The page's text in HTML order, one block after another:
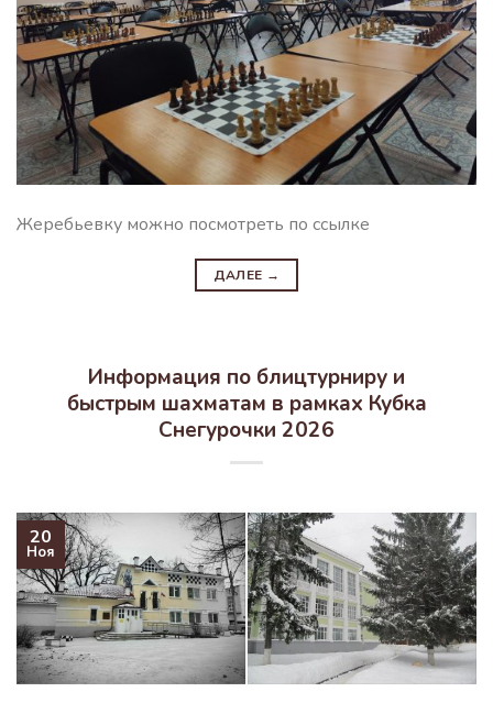
Жеребьевку можно посмотреть по ссылке
ДАЛЕЕ →
Информация по блицтурниру и
быстрым шахматам в рамках Кубка
Снегурочки 2026
20
Ноя